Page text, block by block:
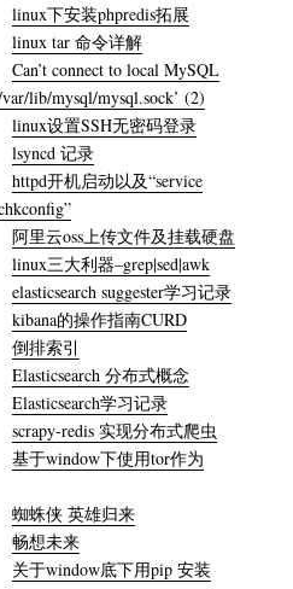
linux下安装phpredis拓展
linux tar 命令详解
Can’t connect to local MySQL
lib/mysql/mysql.sock’ (2)
linux设置SSH无密码登录
lsyncd 记录
httpd开机启动以及“service
阿里云oss上传文件及挂载硬盘
linux三大利器–grep|sed|awk
elasticsearch suggester学习记录
kibana的操作指南CURD
倒排索引
Elasticsearch 分布式概念
Elasticsearch学习记录
scrapy-redis 实现分布式爬虫
基于window下使用tor作为
蜘蛛侠 英雄归来
畅想未来
关于window底下用pip 安装